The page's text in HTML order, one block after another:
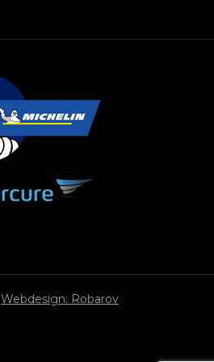
Webdesign: Robarov